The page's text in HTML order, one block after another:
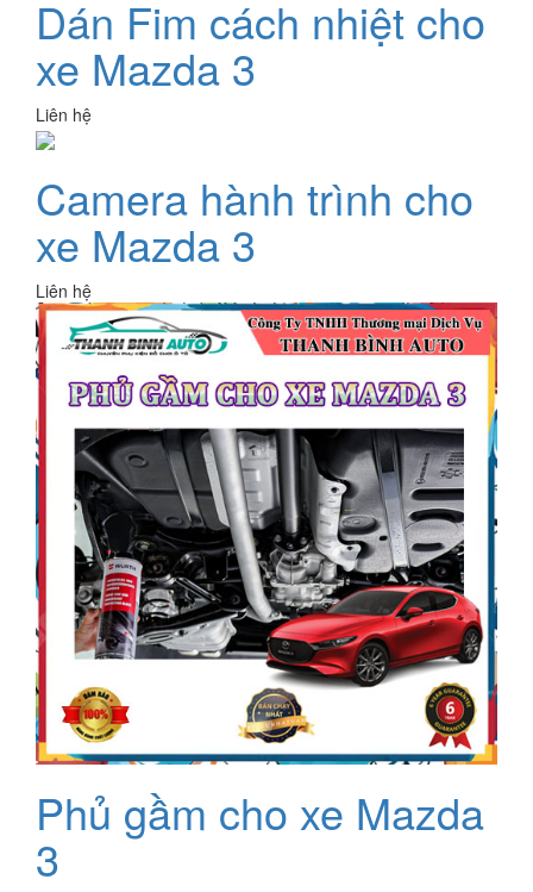
Dán Fim cách nhiệt cho
xe Mazda 3
Liên hệ
Camera hành trình cho
xe Mazda 3
Liên hệ
Phủ gầm cho xe Mazda
3